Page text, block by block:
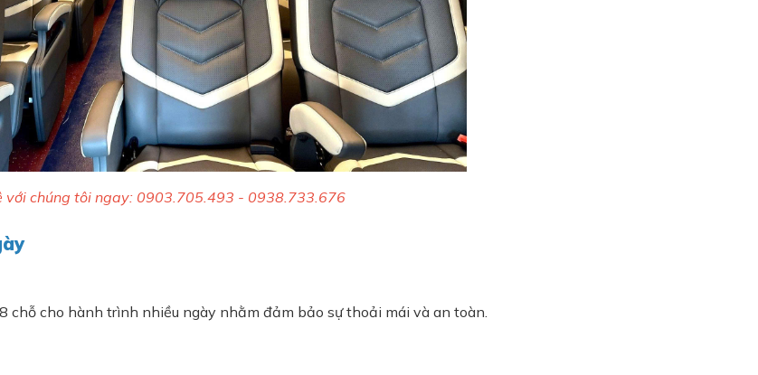
với chúng tôi ngay: 0903.705.493 - 0938.733.676
chỗ cho hành trình nhiều ngày nhằm đảm bảo sự thoải mái và an toàn.